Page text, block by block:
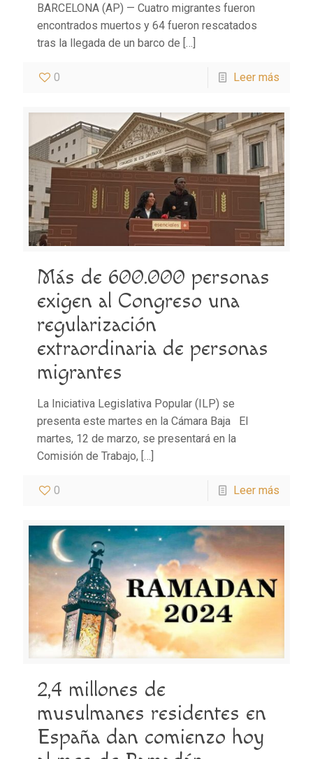
BARCELONA (AP) — Cuatro migrantes fueron
encontrados muertos y 64 fueron rescatados
tras la llegada de un barco de […]
0 Leer más
Más de 600.000 personas
exigen al Congreso una
regularización
extraordinaria de personas
migrantes
La Iniciativa Legislativa Popular (ILP) se
presenta este martes en la Cámara Baja El
martes, 12 de marzo, se presentará en la
Comisión de Trabajo, […]
0 Leer más
2,4 millones de
musulmanes residentes en
España dan comienzo hoy